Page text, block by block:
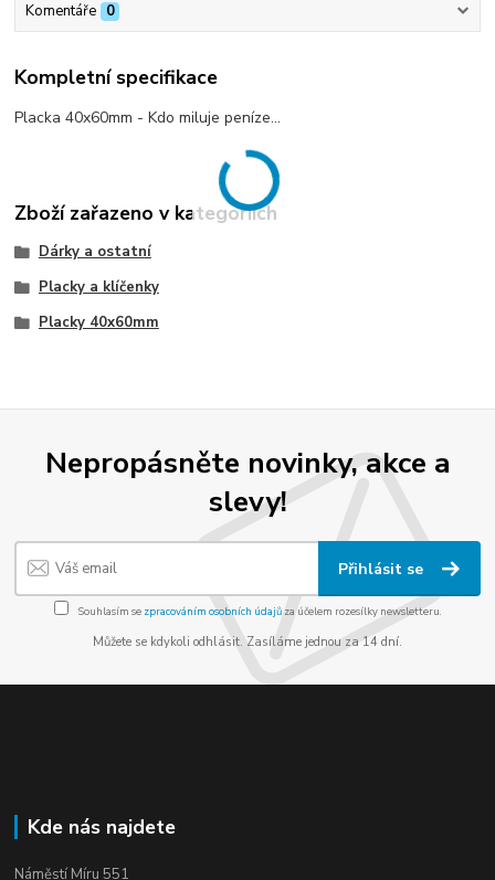
Komentáře 0
Kompletní specifikace
Placka 40x60mm - Kdo miluje peníze...
Zboží zařazeno v kategoriích
Dárky a ostatní
Placky a klíčenky
Placky 40x60mm
Nepropásněte novinky, akce a
slevy!
Přihlásit se
Souhlasím se zpracováním osobních údajůza účelem rozesílky newsletteru.
Můžete se kdykoli odhlásit. Zasíláme jednou za 14 dní.
Kde nás najdete
Náměstí Míru 551